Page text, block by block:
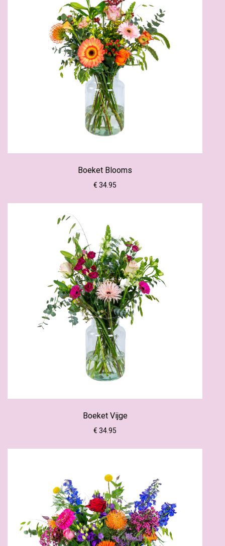
Boeket Blooms
€ 34.95
Boeket Vijge
€ 34.95